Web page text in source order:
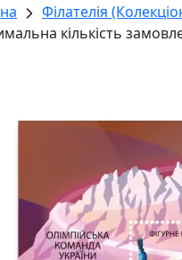
Філателія
кількість